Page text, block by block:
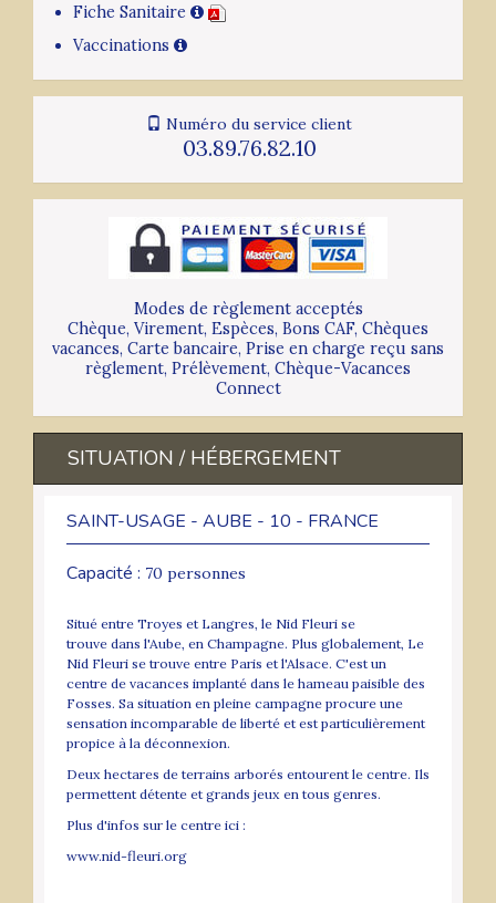
Fiche Sanitaire
Vaccinations
Numéro du service client
03.89.76.82.10
Modes de règlement acceptés
Chèque, Virement, Espèces, Bons CAF, Chèques
vacances, Carte bancaire, Prise en charge reçu sans
règlement, Prélèvement, Chèque-Vacances
Connect
SITUATION / HÉBERGEMENT
SAINT-USAGE - AUBE - 10 - FRANCE
Capacité : 70 personnes
Situé entre Troyes et Langres, le Nid Fleuri se
trouve dans l'Aube, en Champagne. Plus globalement, Le
Nid Fleuri se trouve entre Paris et l'Alsace. C'est un
centre de vacances implanté dans le hameau paisible des
Fosses. Sa situation en pleine campagne procure une
sensation incomparable de liberté et est particulièrement
propice à la déconnexion.
Deux hectares de terrains arborés entourent le centre. Ils
permettent détente et grands jeux en tous genres.
Plus d'infos sur le centre ici :
www.nid-fleuri.org